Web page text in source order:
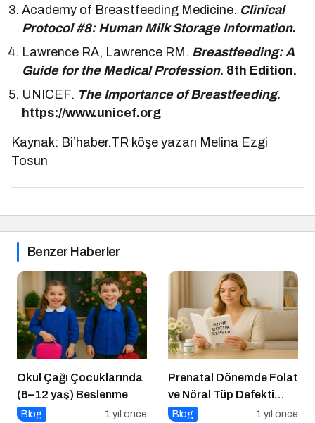
Academy of Breastfeeding Medicine. Clinical
Protocol #8: Human Milk Storage Information.
Lawrence RA, Lawrence RM. Breastfeeding: A
Guide for the Medical Profession. 8th Edition.
UNICEF. The Importance of Breastfeeding.
https://www.unicef.org
Kaynak: Bi’haber.TR köşe yazarı Melina Ezgi
Tosun
Benzer Haberler
Okul Çağı Çocuklarında
(6–12 yaş) Beslenme
Blog 1 yıl önce
Prenatal Dönemde Folat
ve Nöral Tüp Defekti
İlişkisi
Blog 1 yıl önce